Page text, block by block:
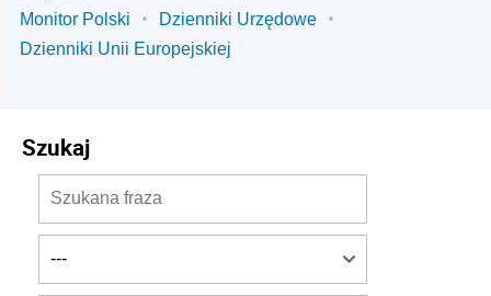
Monitor Polski
Dzienniki Urzędowe
Dzienniki Unii Europejskiej
Szukaj